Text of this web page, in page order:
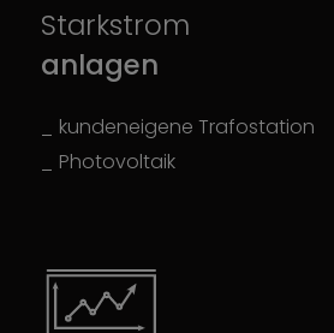
Starkstrom
anlagen
kundeneigene Trafostation
Photovoltaik